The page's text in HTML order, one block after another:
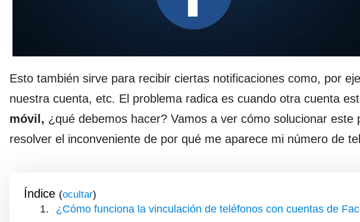
Esto también sirve para recibir ciertas notificaciones como, por
nuestra cuenta, etc. El problema radica es cuando otra cuenta
móvil, ¿qué debemos hacer? Vamos a ver cómo solucionar
resolver el inconveniente de por qué me aparece mi número de
Índice ( )
¿Cómo funciona la vinculación de teléfonos con cuentas de